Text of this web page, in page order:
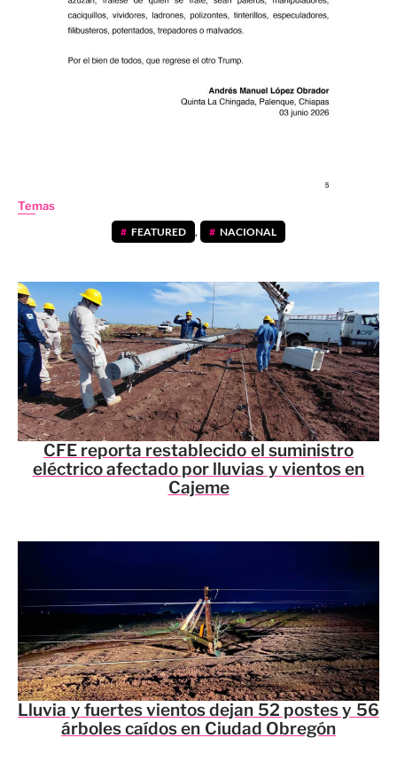
Temas
FEATURED , NACIONAL
CFE reporta restablecido el suministro
eléctrico afectado por lluvias y vientos en
Cajeme
Lluvia y fuertes vientos dejan 52 postes y 56
árboles caídos en Ciudad Obregón